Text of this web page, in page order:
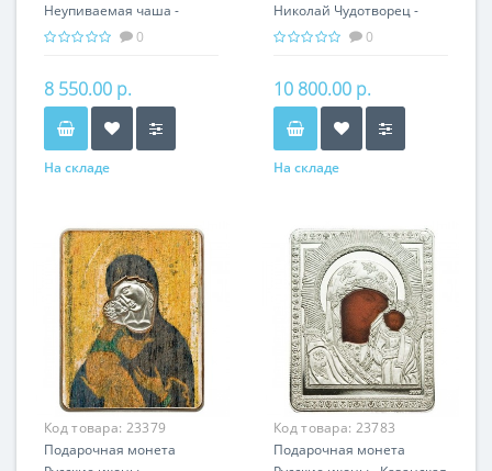
Неупиваемая чаша -
Икона серебро 31.10 гр
0
8 550.00 р.
На складе
Николай Чудотворец -
Икона серебро 31.10 гр -
0
10 800.00 р.
На складе
Код товара: 23379
Подарочная монета
Код товара: 23783
Подарочная монета